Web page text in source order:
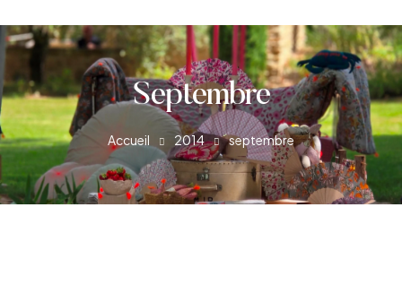
Septembre
Accueil 2014 septembre